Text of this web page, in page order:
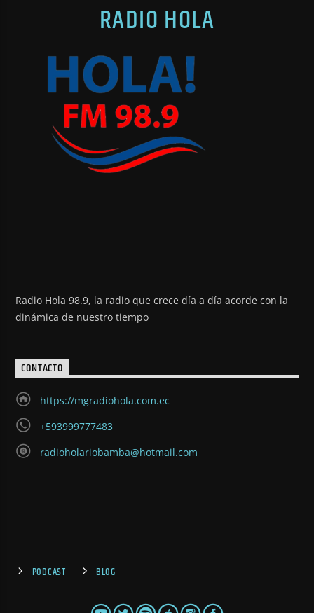
RADIO HOLA
Radio Hola 98.9, la radio que crece día a día acorde con la
dinámica de nuestro tiempo
CONTACTO
https://mgradiohola.com.ec
+593999777483
radioholariobamba@hotmail.com
PODCAST BLOG